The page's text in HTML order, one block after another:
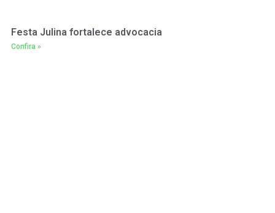
Festa Julina fortalece advocacia
Confira »